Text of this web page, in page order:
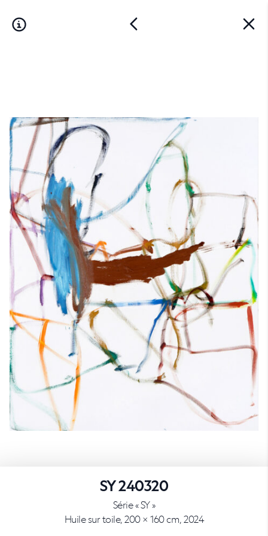
SY 240320
Série « SY »
Huile sur toile, 200 × 160 cm, 2024